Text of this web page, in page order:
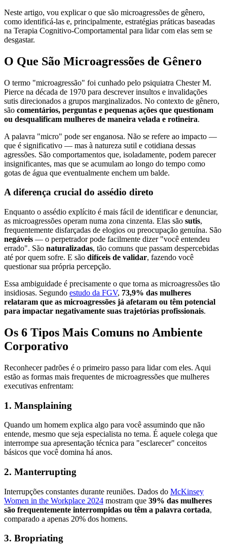
Neste artigo, vou explicar o que são microagressões de gênero,
como identificá-las e, principalmente, estratégias práticas baseadas
na Terapia Cognitivo-Comportamental para lidar com elas sem se
desgastar.
O Que São Microagressões de Gênero
O termo "microagressão" foi cunhado pelo psiquiatra Chester M.
Pierce na década de 1970 para descrever insultos e invalidações
sutis direcionados a grupos marginalizados. No contexto de gênero,
são comentários, perguntas e pequenas ações que questionam
ou desqualificam mulheres de maneira velada e rotineira.
A palavra "micro" pode ser enganosa. Não se refere ao impacto —
que é significativo — mas à natureza sutil e cotidiana dessas
agressões. São comportamentos que, isoladamente, podem parecer
insignificantes, mas que se acumulam ao longo do tempo como
gotas de água que eventualmente enchem um balde.
A diferença crucial do assédio direto
Enquanto o assédio explícito é mais fácil de identificar e denunciar,
as microagressões operam numa zona cinzenta. Elas são sutis,
frequentemente disfarçadas de elogios ou preocupação genuína. São
negáveis — o perpetrador pode facilmente dizer "você entendeu
errado". São naturalizadas, tão comuns que passam despercebidas
até por quem sofre. E são difíceis de validar, fazendo você
questionar sua própria percepção.
Essa ambiguidade é precisamente o que torna as microagressões tão
insidiosas. Segundo estudo da FGV, 73,9% das mulheres
relataram que as microagressões já afetaram ou têm potencial
para impactar negativamente suas trajetórias profissionais.
Os 6 Tipos Mais Comuns no Ambiente
Corporativo
Reconhecer padrões é o primeiro passo para lidar com eles. Aqui
estão as formas mais frequentes de microagressões que mulheres
executivas enfrentam:
1. Mansplaining
Quando um homem explica algo para você assumindo que não
entende, mesmo que seja especialista no tema. É aquele colega que
interrompe sua apresentação técnica para "esclarecer" conceitos
básicos que você domina há anos.
2. Manterrupting
Interrupções constantes durante reuniões. Dados do McKinsey
Women in the Workplace 2024 mostram que 39% das mulheres
são frequentemente interrompidas ou têm a palavra cortada,
comparado a apenas 20% dos homens.
3. Bropriating